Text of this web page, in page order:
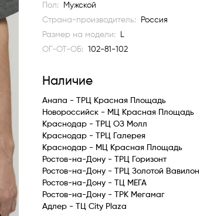
Пол:
Мужской
Страна-производитель:
Россия
Размер на модели:
L
ОГ-ОТ-ОБ:
102-81-102
Наличие
Анапа - ТРЦ Красная Площадь
Новороссийск - МЦ Красная Площадь
Краснодар - ТРЦ ОЗ Молл
Краснодар - ТРЦ Галерея
Краснодар - МЦ Красная Площадь
Ростов-на-Дону - ТРЦ Горизонт
Ростов-на-Дону - ТРЦ Золотой Вавилон
Ростов-на-Дону - ТЦ МЕГА
Ростов-на-Дону - ТРК Мегамаг
Адлер - ТЦ City Plaza